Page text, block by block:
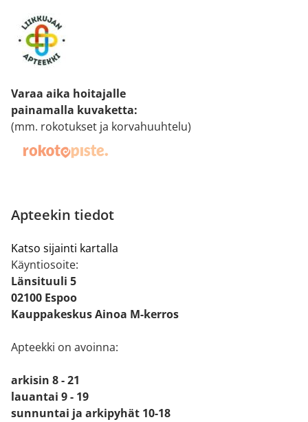
Varaa aika hoitajalle
painamalla kuvaketta:
(mm. rokotukset ja korvahuuhtelu)
Apteekin tiedot
Katso sijainti kartalla
Käyntiosoite:
Länsituuli 5
02100 Espoo
Kauppakeskus Ainoa M-kerros
Apteekki on avoinna:
arkisin 8 - 21
lauantai 9 - 19
sunnuntai ja arkipyhät 10-18